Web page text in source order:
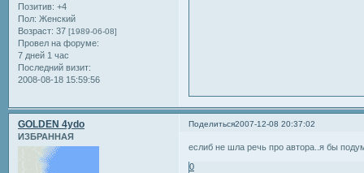
Позитив: +4
Пол: Женский
Возраст: 37 [1989-06-08]
Провел на форуме:
7 дней 1 час
Последний визит:
2008-08-18 15:59:56
Поделиться2007-12-08 20:37:02
GOLDEN 4ydo
ИЗБРАННАЯ
еслиб не шла речь про автора..я бы
0